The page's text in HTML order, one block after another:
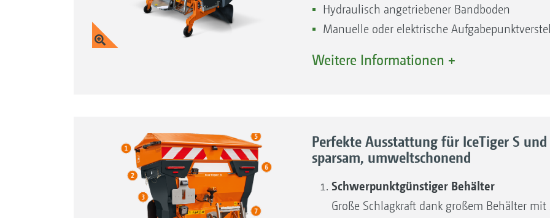
Hydraulisch angetriebener Bandboden
Manuelle oder elektrische
Bediencomputer EasySet 2 oder dem
Weitere Informationen +
Perfekte Ausstattung für IceTiger S
sparsam, umweltschonend
Schwerpunktgünstiger Behälter
Große Schlagkraft dank großem Behälter